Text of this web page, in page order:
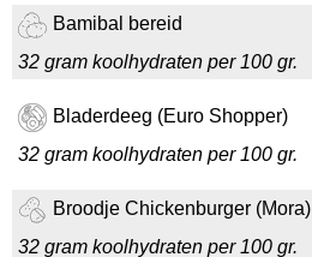
Bamibal bereid
32 gram koolhydraten per 100 gr.
Bladerdeeg (Euro Shopper)
32 gram koolhydraten per 100 gr.
Broodje Chickenburger (Mora)
32 gram koolhydraten per 100 gr.